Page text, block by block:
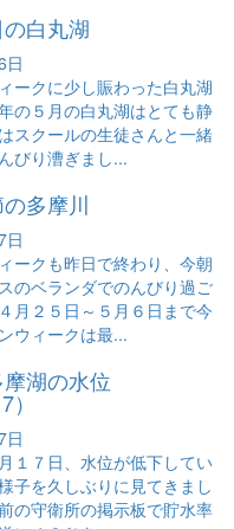
白丸湖
日
ークに少し賑わった白丸湖
の５月の白丸湖はとても静
スクールの生徒さんと一緒
びり漕ぎまし...
多摩川
日
ークも昨日で終わり、今朝
のベランダでのんびり過ご
月２５日～５月６日まで今
ウィークは最...
湖の水位
）
日
１７日、水位が低下してい
子を久しぶりに見てきまし
の守衛所の掲示板で貯水率